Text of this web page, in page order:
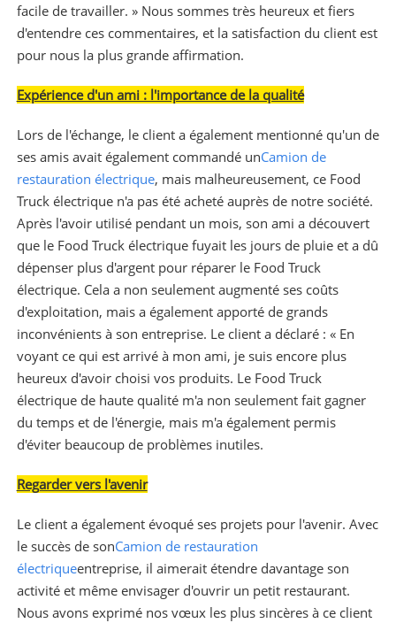
facile de travailler. » Nous sommes très heureux et fiers
d'entendre ces commentaires, et la satisfaction du client est
pour nous la plus grande affirmation.
Expérience d'un ami : l'importance de la qualité
Lors de l'échange, le client a également mentionné qu'un de
ses amis avait également commandé unCamion de
restauration électrique, mais malheureusement, ce Food
Truck électrique n'a pas été acheté auprès de notre société.
Après l'avoir utilisé pendant un mois, son ami a découvert
que le Food Truck électrique fuyait les jours de pluie et a dû
dépenser plus d'argent pour réparer le Food Truck
électrique. Cela a non seulement augmenté ses coûts
d'exploitation, mais a également apporté de grands
inconvénients à son entreprise. Le client a déclaré : « En
voyant ce qui est arrivé à mon ami, je suis encore plus
heureux d'avoir choisi vos produits. Le Food Truck
électrique de haute qualité m'a non seulement fait gagner
du temps et de l'énergie, mais m'a également permis
d'éviter beaucoup de problèmes inutiles.
Regarder vers l'avenir
Le client a également évoqué ses projets pour l'avenir. Avec
le succès de sonCamion de restauration
électriqueentreprise, il aimerait étendre davantage son
activité et même envisager d'ouvrir un petit restaurant.
Nous avons exprimé nos vœux les plus sincères à ce client